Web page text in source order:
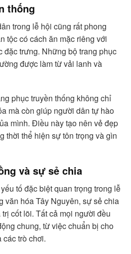
thống
trong lễ hội cũng rất phong
tộc có cách ăn mặc riêng với
đặc trưng. Những bộ trang phục
được làm từ vải lanh và
phục truyền thống không chỉ
mà còn giúp người dân tự hào
mình. Điều này tạo nên vẻ đẹp
thời thể hiện sự tôn trọng và gìn
và sự sẻ chia
tố đặc biệt quan trọng trong lễ
văn hóa Tây Nguyên, sự sẻ chia
cốt lõi. Tất cả mọi người đều
chung, từ việc chuẩn bị cho
các trò chơi.